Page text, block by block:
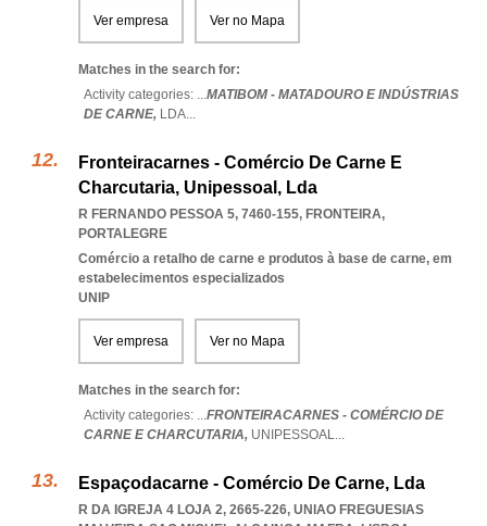
Ver empresa Ver no Mapa
Matches in the search for:
Activity categories: ...MATIBOM - MATADOURO E INDÚSTRIAS
DE CARNE, LDA...
Fronteiracarnes - Comércio De Carne E
Charcutaria, Unipessoal, Lda
R FERNANDO PESSOA 5, 7460-155, FRONTEIRA,
PORTALEGRE
Comércio a retalho de carne e produtos à base de carne, em
estabelecimentos especializados
UNIP
Ver empresa Ver no Mapa
Matches in the search for:
Activity categories: ...FRONTEIRACARNES - COMÉRCIO DE
CARNE E CHARCUTARIA, UNIPESSOAL...
Espaçodacarne - Comércio De Carne, Lda
R DA IGREJA 4 LOJA 2, 2665-226, UNIAO FREGUESIAS